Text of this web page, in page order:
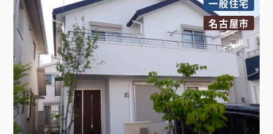
一般住宅
名古屋市